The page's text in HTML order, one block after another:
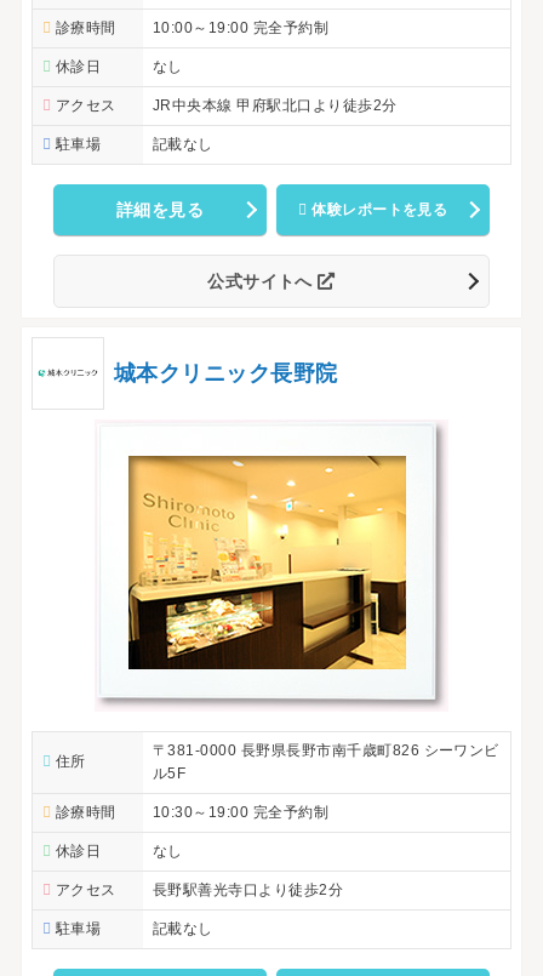
診療時間 10:00～19:00 完全予約制
休診日 なし
アクセス JR中央本線 甲府駅北口より徒歩2分
駐車場 記載なし
詳細を見る 体験レポートを見る
公式サイトへ
城本クリニック長野院
住所
〒381-0000 長野県長野市南千歳町826 シーワンビ
ル5F
診療時間 10:30～19:00 完全予約制
休診日 なし
アクセス 長野駅善光寺口より徒歩2分
駐車場 記載なし